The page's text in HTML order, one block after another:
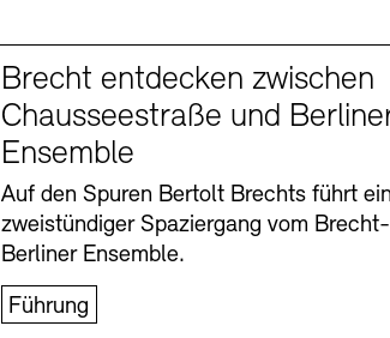
Brecht entdecken zwischen
Chausseestraße und
Ensemble
Auf den Spuren Bertolt Brechts führt
zweistündiger Spaziergang vom
Berliner Ensemble.
Führung